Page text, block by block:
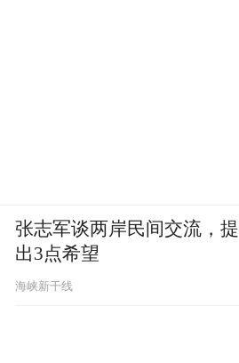
张志军谈两岸民间交流，提
出3点希望
海峡新干线